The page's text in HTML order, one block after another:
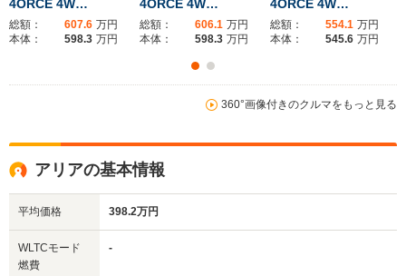
4ORCE 4W…
総額： 607.6 万円
本体：
598.3 万円
4ORCE 4W…
総額： 606.1 万円
本体：
598.3 万円
4ORCE 4W…
総額： 554.1 万円
本体：
545.6 万円
360°画像付きのクルマをもっと見る
アリアの基本情報
平均価格 398.2万円
WLTCモード
燃費
-